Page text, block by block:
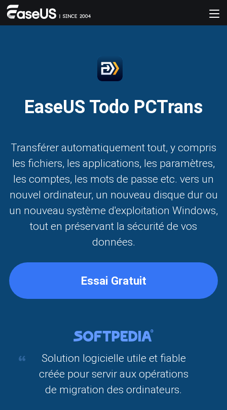
EaseUS Todo PCTrans
Transférer automatiquement tout, y compris
les fichiers, les applications, les paramètres,
les comptes, les mots de passe etc. vers un
nouvel ordinateur, un nouveau disque dur ou
un nouveau système d'exploitation Windows,
tout en préservant la sécurité de vos
données.
Essai Gratuit

Solution logicielle utile et fiable
créée pour servir aux opérations
de migration des ordinateurs.